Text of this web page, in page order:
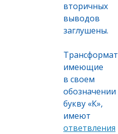
вторичных
выводов
заглушены.
имеющие
в своем
обозначении
букву «К»,
имеют
ответвления